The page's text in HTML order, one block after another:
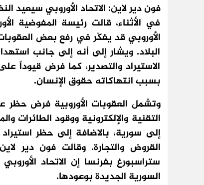
فون دير لاين: الاتحاد الأوروبي
في الأثناء، قالت رئيسة المفوضية
الأوروبي قد يفكّر في رفع بعض
البلاد. ويشار إلى أنه إلى جانب
الاستيراد والتصدير، كما فرض قيوداً
بسبب انتهاكاته حقوق الإنسان.
وتشمل العقوبات الأوروبية فرض
التقنية والإلكترونية ووقود
إلى سورية، بالاضافة إلى حظر
القروض والتجارة. وقالت فون دير
ستراسبورغ بفرنسا إن الاتحاد
السورية الجديدة بوعودها.